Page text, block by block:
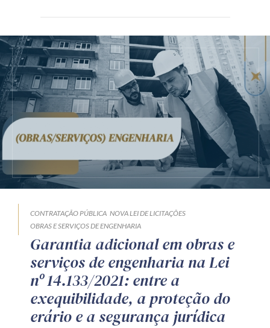
CONTRATAÇÃO PÚBLICA NOVA LEI DE LICITAÇÕES
OBRAS E SERVIÇOS DE ENGENHARIA
Garantia adicional em obras e
serviços de engenharia na Lei
nº 14.133/2021: entre a
exequibilidade, a proteção do
erário e a segurança jurídica